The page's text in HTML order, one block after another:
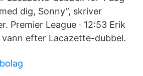
dig, Sonny”, skriver
Premier League · 12:53 Erik
vann efter Lacazette-dubbel.